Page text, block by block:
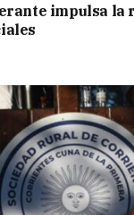
impulsa la